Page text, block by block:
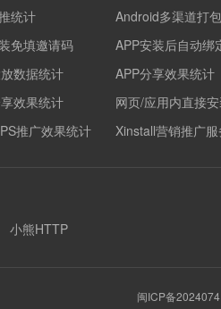
统计
Android多渠道打包
免填邀请码
APP安装后自动绑
数据统计
APP分享效果统计
效果统计
网页/应用内直接
推广效果统计
Xinstall营销推广
小熊HTTP
闽ICP备